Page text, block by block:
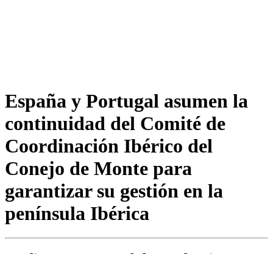
España y Portugal asumen la
continuidad del Comité de
Coordinación Ibérico del
Conejo de Monte para
garantizar su gestión en la
península Ibérica